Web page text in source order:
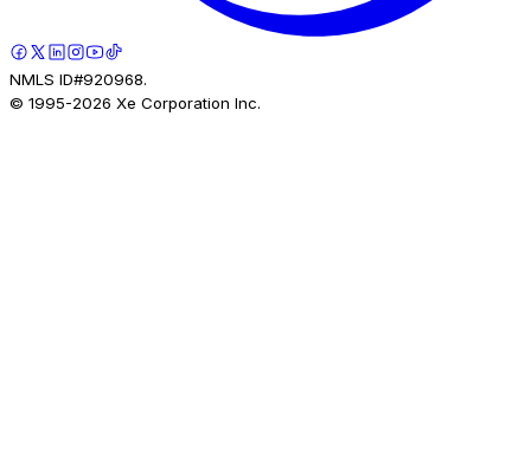
NMLS ID#920968.
© 1995-2026 Xe Corporation Inc.